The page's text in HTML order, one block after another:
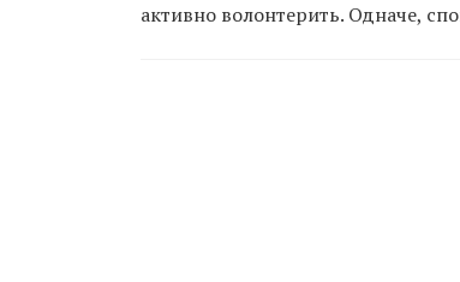
активно волонтерить. Одначе,